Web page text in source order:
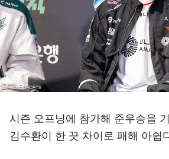
시즌 오프닝에 참가해 준우승을
김수환이 한 끗 차이로 패해 아쉽